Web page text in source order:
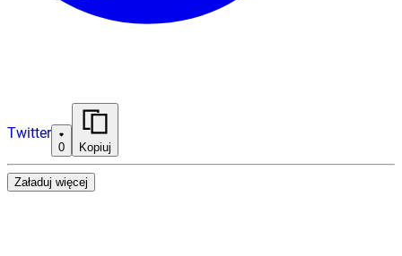
Twitter
0 Kopiuj
Załaduj więcej